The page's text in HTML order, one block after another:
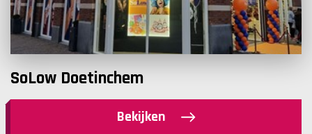
SoLow Doetinchem
Bekijken